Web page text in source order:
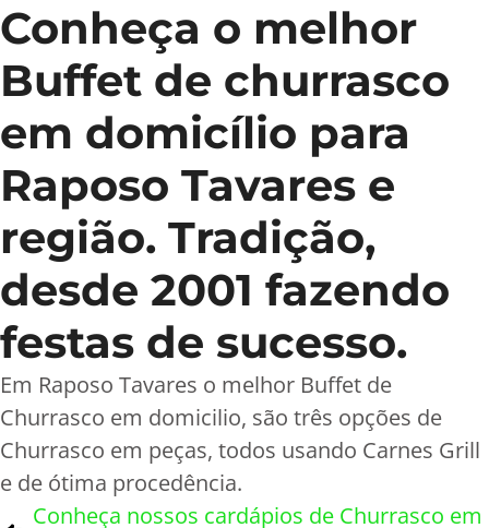
Conheça o melhor
Buffet de churrasco
em domicílio para
Raposo Tavares e
região. Tradição,
desde 2001 fazendo
festas de sucesso.
Em Raposo Tavares o melhor Buffet de
Churrasco em domicilio, são três opções de
Churrasco em peças, todos usando Carnes Grill
e de ótima procedência.
Conheça nossos cardápios de Churrasco em